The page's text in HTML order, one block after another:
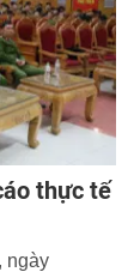
thực tế
ngày